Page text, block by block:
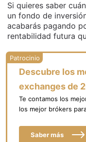
Si quieres saber
un fondo de
acabarás pagando
rentabilidad futura
Descubre los
exchanges de
Te contamos los
los mejor brókers
Saber más